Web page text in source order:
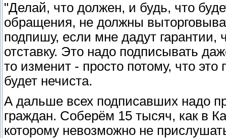
"Делай, что должен, и будь, что
обращения, не должны
подпишу, если мне дадут гарантии,
отставку. Это надо подписывать
то изменит - просто потому, что
будет нечиста.
А дальше всех подписавших надо
граждан. Соберём 15 тысяч, как в
которому невозможно не